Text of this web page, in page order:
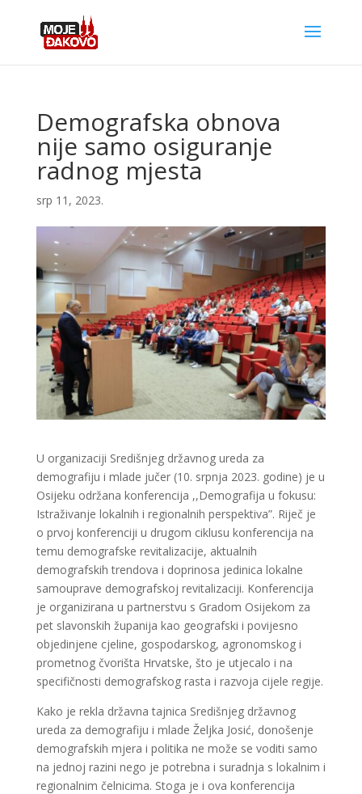
Demografska obnova
nije samo osiguranje
radnog mjesta
srp 11, 2023.
U organizaciji Središnjeg državnog ureda za
demografiju i mlade jučer (10. srpnja 2023. godine) je u
Osijeku održana konferencija ,,Demografija u fokusu:
Istraživanje lokalnih i regionalnih perspektiva”. Riječ je
o prvoj konferenciji u drugom ciklusu konferencija na
temu demografske revitalizacije, aktualnih
demografskih trendova i doprinosa jedinica lokalne
samouprave demografskoj revitalizaciji. Konferencija
je organizirana u partnerstvu s Gradom Osijekom za
pet slavonskih županija kao geografski i povijesno
objedinjene cjeline, gospodarskog, agronomskog i
prometnog čvorišta Hrvatske, što je utjecalo i na
specifičnosti demografskog rasta i razvoja cijele regije.
Kako je rekla državna tajnica Središnjeg državnog
ureda za demografiju i mlade Željka Josić, donošenje
demografskih mjera i politika ne može se voditi samo
na jednoj razini nego je potrebna i suradnja s lokalnim i
regionalnim čelnicima. Stoga je i ova konferencija